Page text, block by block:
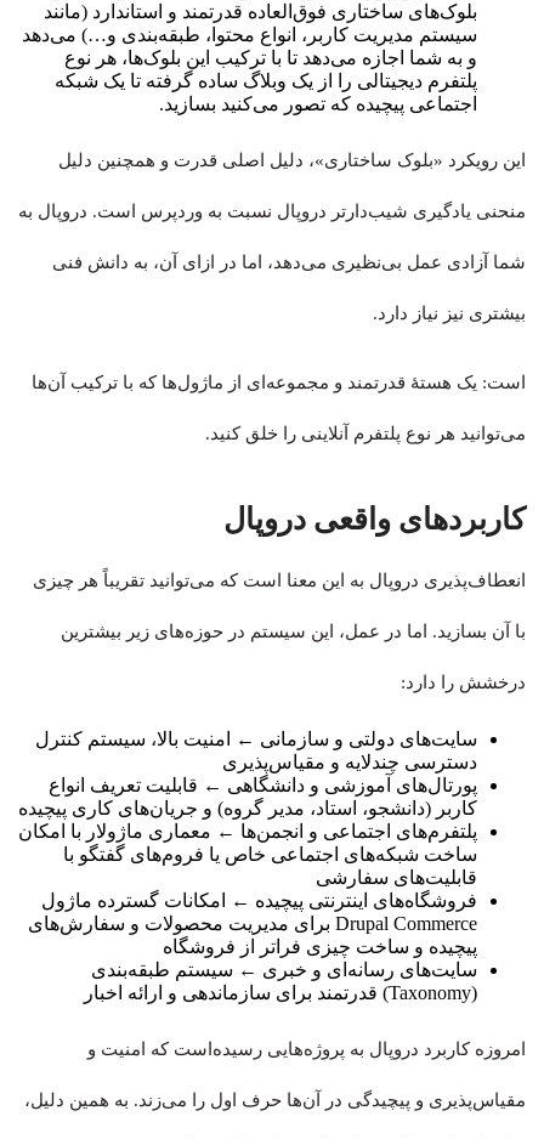
بلوک‌های ساختاری فوق‌العاده قدرتمند و استاندارد (مانند
سیستم مدیریت کاربر، انواع محتوا، طبقه‌بندی و…) می‌دهد
و به شما اجازه می‌دهد تا با ترکیب این بلوک‌ها، هر نوع
پلتفرم دیجیتالی را از یک وبلاگ ساده گرفته تا یک شبکه
اجتماعی پیچیده که تصور می‌کنید بسازید.
این رویکرد «بلوک ساختاری»، دلیل اصلی قدرت و همچنین دلیل
منحنی یادگیری شیب‌دارتر دروپال نسبت به وردپرس است. دروپال به
شما آزادی عمل بی‌نظیری می‌دهد، اما در ازای آن، به دانش فنی
بیشتری نیز نیاز دارد.
است: یک هستهٔ قدرتمند و مجموعه‌ای از ماژول‌ها که با ترکیب آن‌ها
می‌توانید هر نوع پلتفرم آنلاینی را خلق کنید.
کاربردهای واقعی دروپال
انعطاف‌پذیری دروپال به این معنا است که می‌توانید تقریباً هر چیزی
با آن بسازید. اما در عمل، این سیستم در حوزه‌های زیر بیشترین
درخشش را دارد:
سایت‌های دولتی و سازمانی ← امنیت بالا، سیستم کنترل
دسترسی چندلایه و مقیاس‌پذیری
پورتال‌های آموزشی و دانشگاهی ← قابلیت تعریف انواع
کاربر (دانشجو، استاد، مدیر گروه) و جریان‌های کاری پیچیده
پلتفرم‌های اجتماعی و انجمن‌ها ← معماری ماژولار با امکان
ساخت شبکه‌های اجتماعی خاص یا فروم‌های گفتگو با
قابلیت‌های سفارشی
فروشگاه‌های اینترنتی پیچیده ← امکانات گسترده ماژول
Drupal Commerce برای مدیریت محصولات و سفارش‌های
پیچیده و ساخت چیزی فراتر از فروشگاه
سایت‌های رسانه‌ای و خبری ← سیستم طبقه‌بندی
(Taxonomy) قدرتمند برای سازماندهی و ارائه اخبار
امروزه کاربرد دروپال به پروژه‌هایی رسیده‌است که امنیت و
مقیاس‌پذیری و پیچیدگی در آن‌ها حرف اول را می‌زند. به همین دلیل،